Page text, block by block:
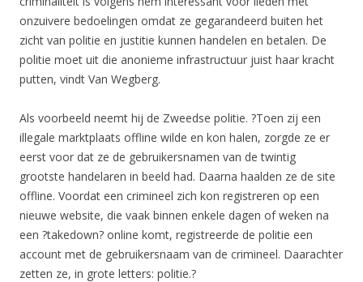
onzuivere bedoelingen omdat ze gegarandeerd buiten het
zicht van politie en justitie kunnen handelen en betalen. De
politie moet uit die anonieme infrastructuur juist haar kracht
putten, vindt Van Wegberg.
Als voorbeeld neemt hij de Zweedse politie. ?Toen zij een
illegale marktplaats offline wilde en kon halen, zorgde ze er
eerst voor dat ze de gebruikersnamen van de twintig
grootste handelaren in beeld had. Daarna haalden ze de site
offline. Voordat een crimineel zich kon registreren op een
nieuwe website, die vaak binnen enkele dagen of weken na
een ?takedown? online komt, registreerde de politie een
account met de gebruikersnaam van de crimineel. Daarachter
zetten ze, in grote letters: politie.?